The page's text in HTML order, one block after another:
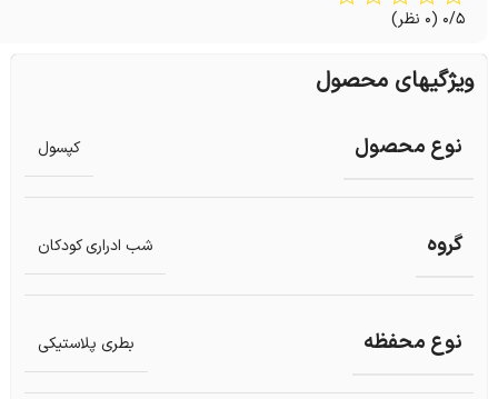
0/5 (0 نظر)
ویژگیهای محصول
نوع محصول کپسول
گروه شب ادراری کودکان
نوع محفظه بطری پلاستیکی